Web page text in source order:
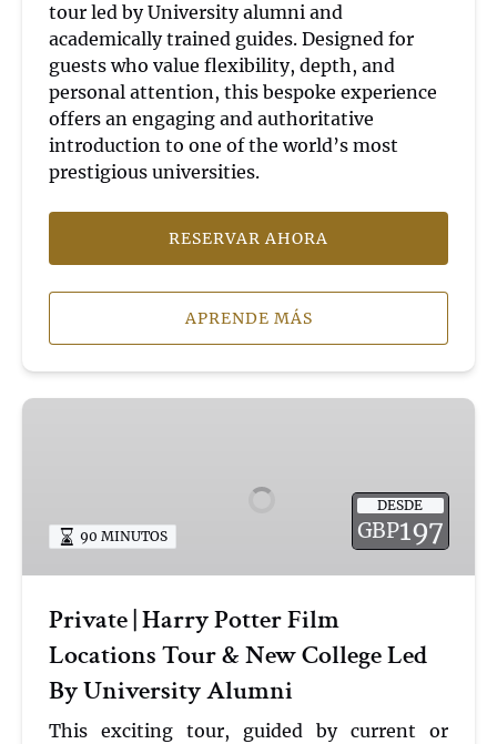
University
Alumni
tour led by University alumni and
academically trained guides. Designed for
guests who value flexibility, depth, and
personal attention, this bespoke experience
offers an engaging and authoritative
introduction to one of the world’s most
prestigious universities.
RESERVAR AHORA
APRENDE MÁS
Private
Locations
Tour
New
College
Led
University
DESDE
GBP197
90 MINUTOS
Private | Harry Potter Film
Locations Tour & New College Led
By University Alumni
This exciting tour, guided by current or